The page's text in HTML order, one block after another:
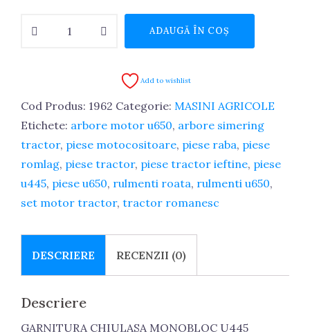
U445
ADAUGĂ ÎN COȘ
Add to wishlist
Cod Produs: 1962 Categorie: MASINI AGRICOLE
Etichete: arbore motor u650, arbore simering
tractor, piese motocositoare, piese raba, piese
romlag, piese tractor, piese tractor ieftine, piese
u445, piese u650, rulmenti roata, rulmenti u650,
set motor tractor, tractor romanesc
DESCRIERE RECENZII (0)
Descriere
GARNITURA CHIULASA MONOBLOC U445